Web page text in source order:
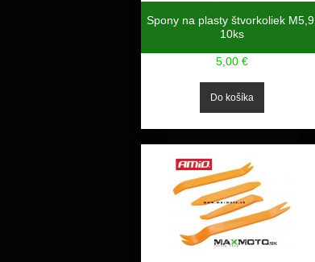
Spony na plasty štvorkoliek M5,9,
10ks
5,00 €